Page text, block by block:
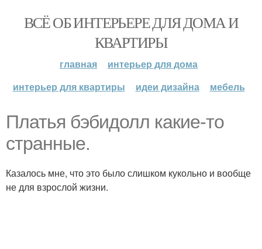
ВСЁ ОБ ИНТЕРЬЕРЕ ДЛЯ ДОМА И
КВАРТИРЫ
главная
интерьер для дома
интерьер для квартиры
идеи дизайна мебель
Платья бэбидолл какие-то
странные.
Казалось мне, что это было слишком кукольно и вообще
не для взрослой жизни.